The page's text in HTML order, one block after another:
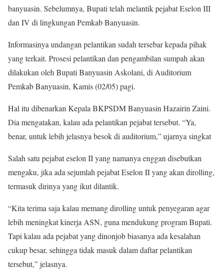
banyuasin. Sebelumnya, Bupati telah melantik pejabat Eselon III
dan IV di lingkungan Pemkab Banyuasin.
Informasinya undangan pelantikan sudah tersebar kepada pihak
yang terkait. Prosesi pelantikan dan pengambilan sumpah akan
dilakukan oleh Bupati Banyuasin Askolani, di Auditorium
Pemkab Banyuasin, Kamis (02/05) pagi.
Hal itu dibenarkan Kepala BKPSDM Banyuasin Hazairin Zaini.
Dia mengatakan, kalau ada pelantikan pejabat tersebut. “Ya,
benar, untuk lebih jelasnya besok di auditorium,” ujarnya singkat
Salah satu pejabat eselon II yang namanya enggan disebutkan
mengaku, jika ada sejumlah pejabat Eselon II yang akan dirolling,
termasuk dirinya yang ikut dilantik.
“Kita terima saja kalau memang dirolling untuk penyegaran agar
lebih meningkat kinerja ASN, guna mendukung program Bupati.
Tapi kalau ada pejabat yang dinonjob biasanya ada kesalahan
cukup besar, sehingga tidak masuk dalam daftar pelantikan
tersebut,” jelasnya.